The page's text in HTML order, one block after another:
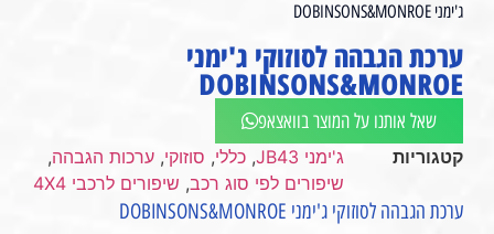
ג'ימני DOBINSONS&MONROE
ערכת הגבהה לסוזוקי ג'ימני
DOBINSONS&MONROE
שאל אותנו על המוצר בוואצאפ
קטגוריות ג'ימני JB43 , כללי, סוזוקי, ערכות הגבהה,
שיפורים לפי סוג רכב, שיפורים לרכבי 4X4
ערכת הגבהה לסוזוקי ג'ימני DOBINSONS&MONROE